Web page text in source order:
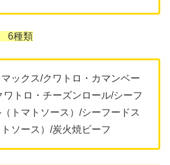
6種類
ックス/クワトロ・カマンベー
ワトロ・チーズンロール/シーフ
トマトソース）/シーフードス
ソース）/炭火焼ビーフ